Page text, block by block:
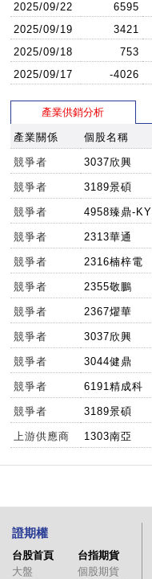
2025/09/22
6595
2025/09/19
3421
2025/09/18
753
2025/09/17
-4026
產業供銷分析
產業關係 個股名稱
競爭者 3037欣興
競爭者 3189景碩
競爭者 4958臻鼎-KY
競爭者 2313華通
競爭者 2316楠梓電
競爭者 2355敬鵬
競爭者 2367燿華
競爭者 3037欣興
競爭者 3044健鼎
競爭者 6191精成科
競爭者 3189景碩
上游供應商 1303南亞
證期權
台股首頁
大盤
台指期貨
個股期貨